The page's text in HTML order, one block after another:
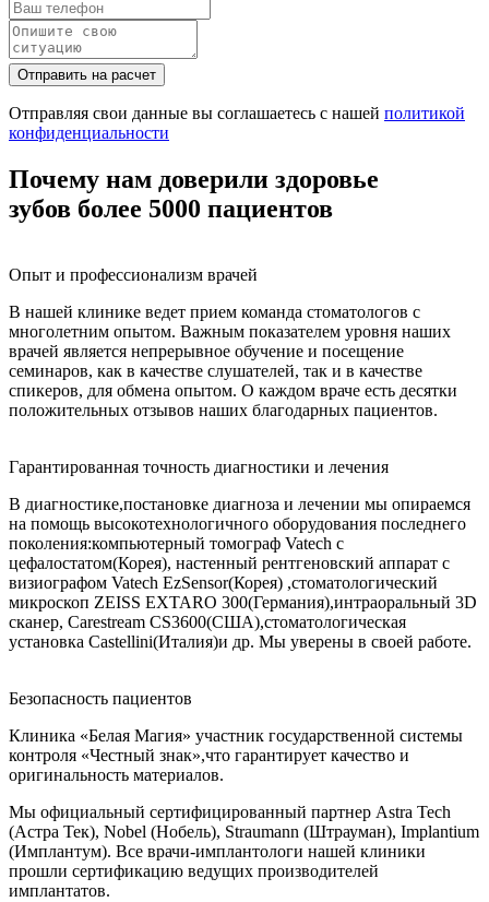
Отправить на расчет
Отправляя свои данные вы соглашаетесь с нашей политикой
конфиденциальности
Почему нам доверили здоровье
зубов более 5000 пациентов
Опыт и профессионализм врачей
В нашей клинике ведет прием команда стоматологов с
многолетним опытом. Важным показателем уровня наших
врачей является непрерывное обучение и посещение
семинаров, как в качестве слушателей, так и в качестве
спикеров, для обмена опытом. О каждом враче есть десятки
положительных отзывов наших благодарных пациентов.
Гарантированная точность диагностики и лечения
В диагностике,постановке диагноза и лечении мы опираемся
на помощь высокотехнологичного оборудования последнего
поколения:компьютерный томограф Vatech с
цефалостатом(Корея), настенный рентгеновский аппарат с
визиографом Vatech EzSensor(Корея) ,стоматологический
микроскоп ZEISS EXTARO 300(Германия),интраоральный 3D
сканер, Carestream CS3600(США),стоматологическая
установка Castellini(Италия)и др. Мы уверены в своей работе.
Безопасность пациентов
Клиника «Белая Магия» участник государственной системы
контроля «Честный знак»,что гарантирует качество и
оригинальность материалов.
Мы официальный сертифицированный партнер Astra Tech
(Астра Тек), Nobel (Нобель), Straumann (Штрауман), Implantium
(Имплантум). Все врачи-имплантологи нашей клиники
прошли сертификацию ведущих производителей
имплантатов.